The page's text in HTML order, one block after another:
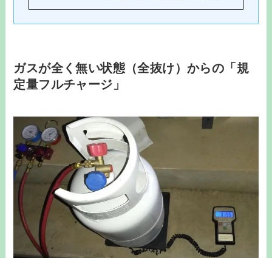
ガスが全く無い状態（全抜け）からの「規
定量フルチャージ」